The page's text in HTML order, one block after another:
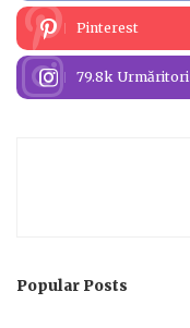
Pinterest
79.8k Urmăritori
Popular Posts